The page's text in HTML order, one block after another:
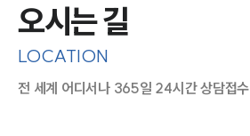
오시는 길
LOCATION
전 세계 어디서나 365일 24시간 상담접